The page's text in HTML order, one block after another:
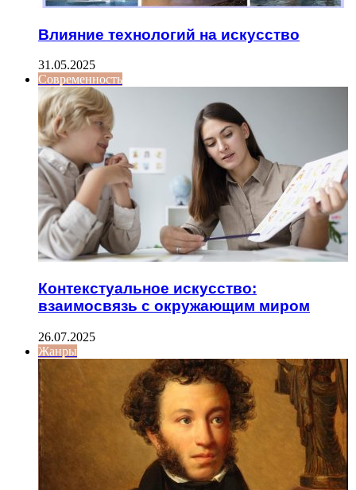
Влияние технологий на искусство
31.05.2025
Современность
Контекстуальное искусство:
взаимосвязь с окружающим миром
26.07.2025
Жанры